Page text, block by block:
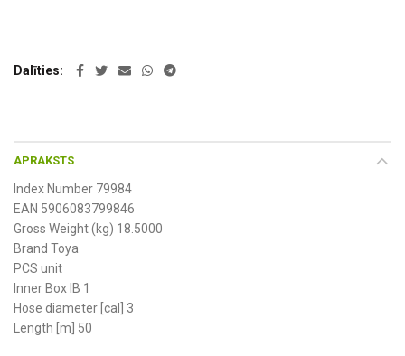
Dalīties
APRAKSTS
Index Number 79984
EAN 5906083799846
Gross Weight (kg) 18.5000
Brand Toya
PCS unit
Inner Box IB 1
Hose diameter [cal] 3
Length [m] 50